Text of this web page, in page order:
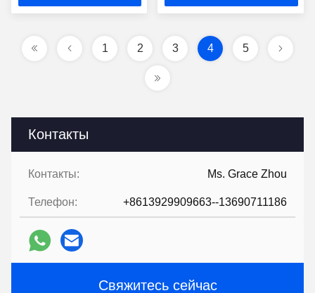
Контакты
Контакты: Ms. Grace Zhou
Телефон: +8613929909663--13690711186
Свяжитесь сейчас
1 2 3 4 5